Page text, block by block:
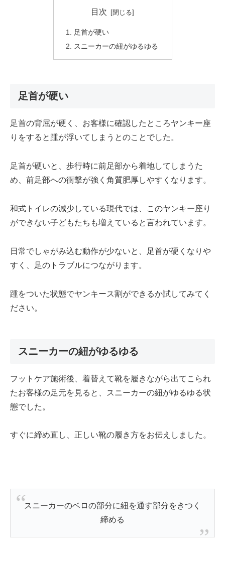
目次
足首が硬い
スニーカーの紐がゆるゆる
足首が硬い
足首の背屈が硬く、お客様に確認したところヤンキー座
りをすると踵が浮いてしまうとのことでした。
足首が硬いと、歩行時に前足部から着地してしまうた
め、前足部への衝撃が強く角質肥厚しやすくなります。
和式トイレの減少している現代では、このヤンキー座り
ができない子どもたちも増えていると言われています。
日常でしゃがみ込む動作が少ないと、足首が硬くなりや
すく、足のトラブルにつながります。
踵をついた状態でヤンキース割ができるか試してみてく
ださい。
スニーカーの紐がゆるゆる
フットケア施術後、着替えて靴を履きながら出てこられ
たお客様の足元を見ると、スニーカーの紐がゆるゆる状
態でした。
すぐに締め直し、正しい靴の履き方をお伝えしました。
スニーカーのベロの部分に紐を通す部分をきつく
締める